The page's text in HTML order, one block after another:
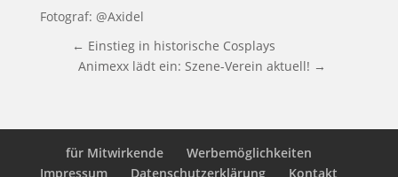
Fotograf: @Axidel
← Einstieg in historische Cosplays
Animexx lädt ein: Szene-Verein aktuell! →
für Mitwirkende
Werbemöglichkeiten
Impressum
Datenschutzerklärung Kontakt